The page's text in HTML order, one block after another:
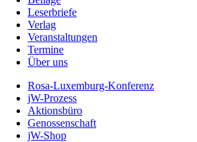
Leserbriefe
Verlag
Veranstaltungen
Termine
Über uns
Rosa-Luxemburg-Konferenz
jW-Prozess
Aktionsbüro
Genossenschaft
jW-Shop